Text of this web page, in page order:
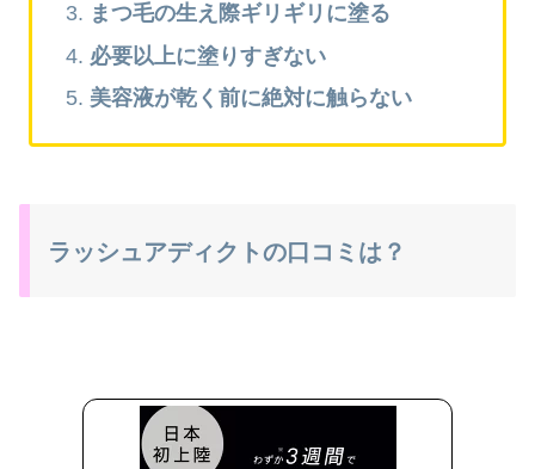
まつ毛の生え際ギリギリに塗る
必要以上に塗りすぎない
美容液が乾く前に絶対に触らない
ラッシュアディクトの口コミは？